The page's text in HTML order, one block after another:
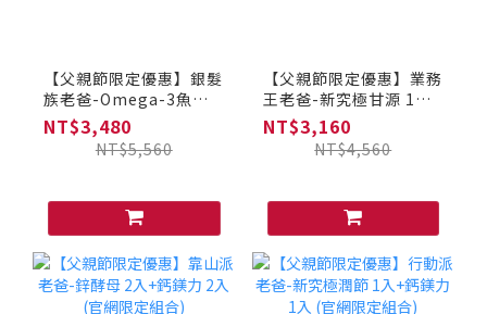
【父親節限定優惠】銀髮
族老爸-Omega-3魚油 2
入+活力B群 2入(官網限
定組合)
NT$3,480
NT$5,560
【父親節限定優惠】業務
王老爸-新究極甘源 1入
+鋅酵母 1入(官網限定組
合)
NT$3,160
NT$4,560